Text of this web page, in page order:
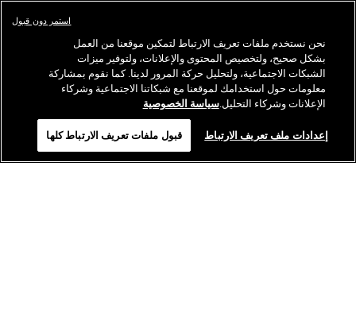
خدمة ما بعد البيع
نحن نستخدم ملفات تعريف الارتباط لتمكين موقعنا من العمل
بشكل صحيح، ولتخصيص المحتوى والإعلانات، ولتوفير ميزات
الشبكات الاجتماعية، ولتحليل حركة المرور لدينا. كما نقوم بمشاركة
معلومات حول استخدامك لموقعنا مع شبكاتنا الاجتماعية وشركاء
الإعلانات وشركاء التحليل.سياسة الخصوصية
إعدادات ملف تعريف الارتباط قبول ملفات تعريف الارتباط كلها
استمر دون قبول
Chat